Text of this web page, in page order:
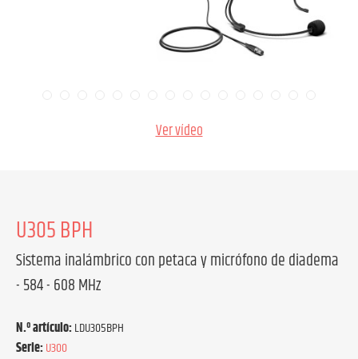
Ver vídeo
U305 BPH
Sistema inalámbrico con petaca y micrófono de diadema
- 584 - 608 MHz
N.º artículo:LDU305BPH
Serie:U300